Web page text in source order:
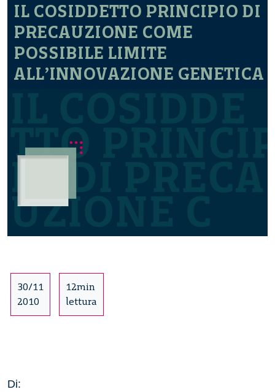
IL COSIDDETTO PRINCIPIO DI
PRECAUZIONE COME
POSSIBILE LIMITE
ALL’INNOVAZIONE GENETICA
30/11
2010
12min
lettura
Di: